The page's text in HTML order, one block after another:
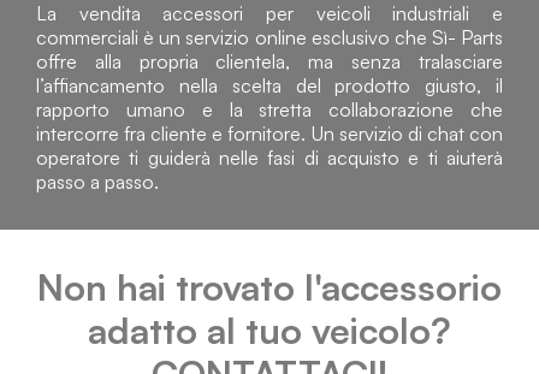
La vendita accessori per veicoli industriali e
commerciali è un servizio online esclusivo che Sì- Parts
offre alla propria clientela, ma senza tralasciare
l’affiancamento nella scelta del prodotto giusto, il
rapporto umano e la stretta collaborazione che
intercorre fra cliente e fornitore. Un servizio di chat con
operatore ti guiderà nelle fasi di acquisto e ti aiuterà
passo a passo.
Non hai trovato l'accessorio
adatto al tuo veicolo?